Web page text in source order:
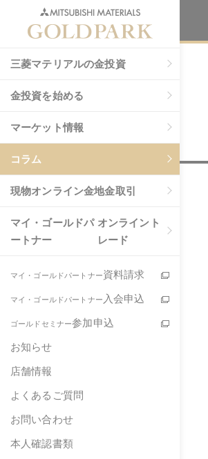
三菱マテリアルの金投資
金投資を始める
マーケット情報
コラム
現物オンライン金地金取引
マイ・ゴールドパ
ートナー
オンライント
レード
マイ・ゴールドパートナー資料請求
マイ・ゴールドパートナー 入会申込
ゴールドセミナー参加申込
お知らせ
店舗情報
よくあるご質問
お問い合わせ
本人確認書類